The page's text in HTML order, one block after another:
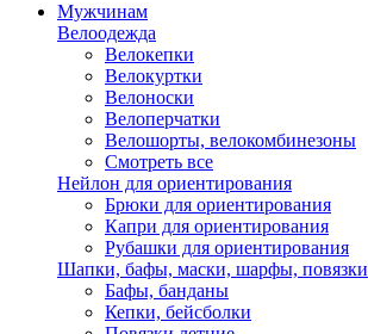
Мужчинам
Велоодежда
Велокепки
Велокуртки
Велоноски
Велоперчатки
Велошорты, велокомбинезоны
Смотреть все
Нейлон для ориентирования
Брюки для ориентирования
Капри для ориентирования
Рубашки для ориентирования
Шапки, бафы, маски, шарфы, повязки
Бафы, банданы
Кепки, бейсболки